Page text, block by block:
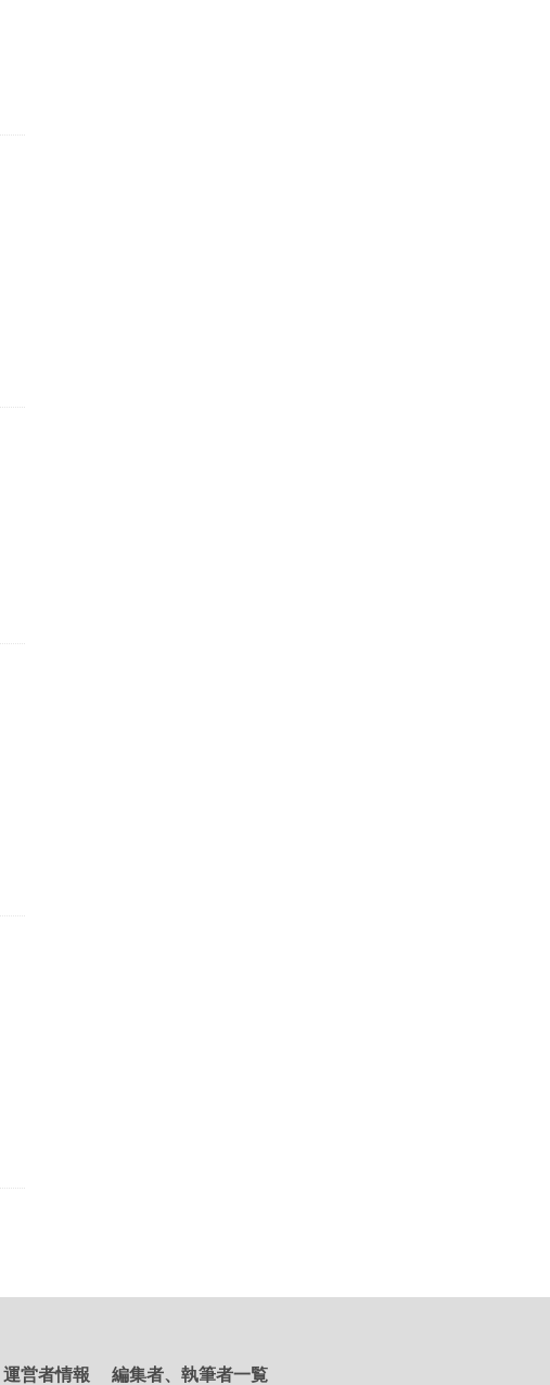
運営者情報 編集者、執筆者一覧